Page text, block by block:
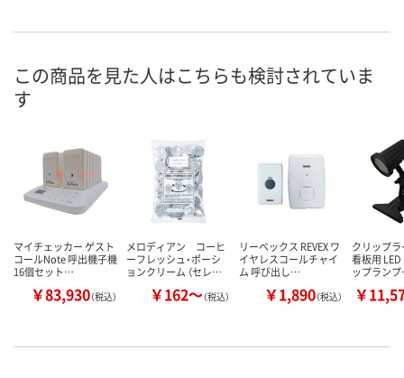
数量 数量
この商品を見た人はこちらも検討されていま
す
マイチェッカー ゲスト
コールNote 呼出機子機
16個セット…
￥83,930（税込）
メロディアン コーヒ
ーフレッシュ・ポーシ
ョンクリーム （セレ…
￥162～（税込）
リーベックス REVEX ワ
イヤレスコールチャイ
ム 呼び出し…
￥1,890（税込）
クリップ
看板用
ップラン
￥